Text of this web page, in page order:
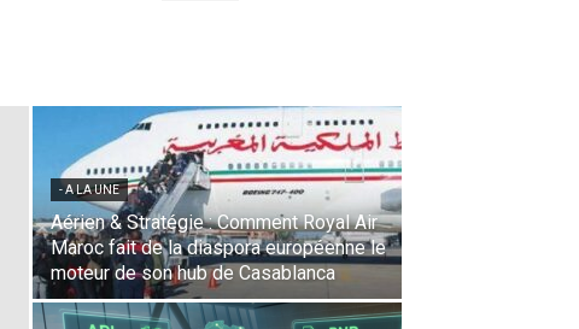
- A LA UNE
Une Révolution Stratégique à l’IATA :
Saadia Zahidi nommée Directrice
Générale